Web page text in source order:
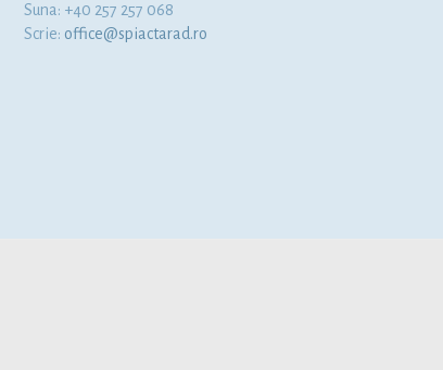
Suna: +40 257 257 068
Scrie: office@spiactarad.ro